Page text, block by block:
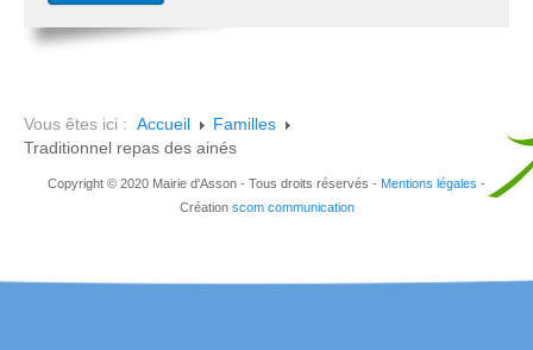
Vous êtes ici : Accueil
Familles
Traditionnel repas des ainés
Copyright © 2020 Mairie d'Asson - Tous droits réservés - Mentions légales -
Création scom communication